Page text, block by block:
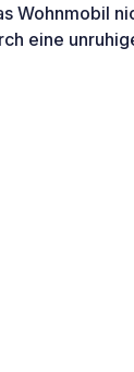
Wohnmobil
eine